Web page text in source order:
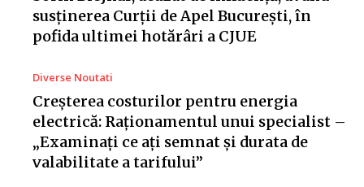
susținerea Curții de Apel București, în
pofida ultimei hotărâri a CJUE
Diverse Noutati
Creșterea costurilor pentru energia
electrică: Raționamentul unui specialist –
„Examinați ce ați semnat și durata de
valabilitate a tarifului”